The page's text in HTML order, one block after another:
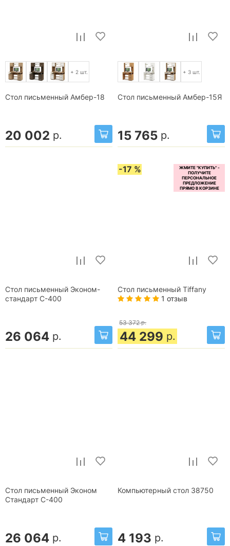
+ 2 шт.
Стол письменный Амбер-18
20 002 р.
+ 3 шт.
Стол письменный Амбер-15Я
15 765 р.
Стол письменный Эконом-
стандарт С-400
26 064 р.
-17 %
Стол письменный Tiffany
1 отзыв
53 372 р.
44 299 р.
Стол письменный Эконом
Стандарт С-400
26 064 р.
Компьютерный стол 38750
4 193 р.